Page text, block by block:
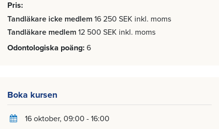
Pris
Tandläkare icke medlem 16 250 SEK inkl. moms
Tandläkare medlem 12 500 SEK inkl. moms
Odontologiska poäng 6
Boka kursen
16 oktober, 09:00 - 16:00